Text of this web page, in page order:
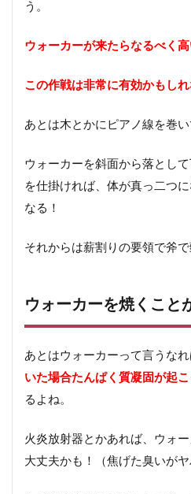
う。
ウォーカーが来たらなるべく
この作戦は非常に有効かもしれ
あとは木とかにピアノ線を巻
ウォーカーを斜面から落とし
を仕掛ければ、体が真っ二つ
なる！
それからは薪割りの要領で斧
ウォーカーを焼くこと
あとはウォーカーって言うなれ
いた場合たんぱく質凝固が起こ
るよね。
火炎放射器とかあれば、ウォ
大丈夫かも！（焦げた臭いがヤ